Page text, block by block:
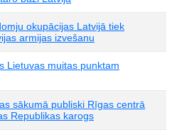
okupācijas Latvijā tiek
armijas izvešanu
Lietuvas muitas punktam
sākumā publiski Rīgas centrā
Republikas karogs